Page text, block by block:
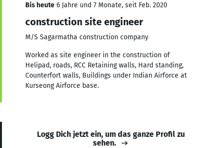
Bis heute 6 Jahre und 7 Monate, seit Feb. 2020
construction site engineer
M/S Sagarmatha construction company
Worked as site engineer in the construction of
Helipad, roads, RCC Retaining walls, Hard standing,
Counterfort walls, Buildings under Indian Airforce at
Kurseong Airforce base.
Logg Dich jetzt ein, um das ganze Profil zu
sehen.